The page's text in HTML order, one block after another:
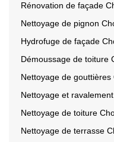
Rénovation de façade
Nettoyage de pignon
Hydrofuge de façade
Démoussage de toiture
Nettoyage de gouttières
Nettoyage et
Nettoyage de toiture
Nettoyage de terrasse